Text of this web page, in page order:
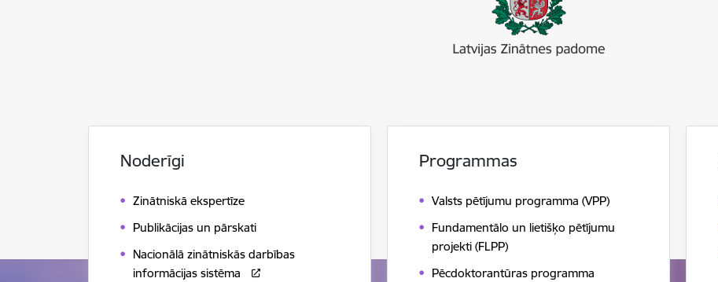
Noderīgi
Zinātniskā ekspertīze
Publikācijas un pārskati
Nacionālā zinātniskās darbības
informācijas sistēma
Programmas
Valsts pētījumu programma (VPP)
Fundamentālo un lietišķo pētījumu
projekti (FLPP)
Pēcdoktorantūras programma